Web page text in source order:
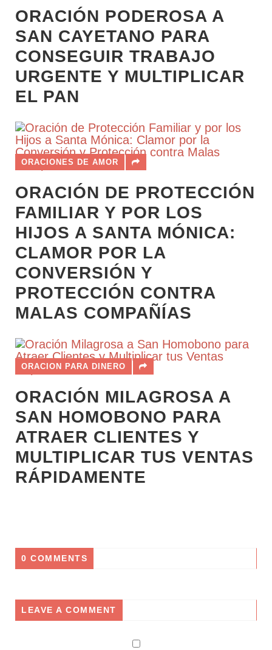
ORACIÓN PODEROSA A
SAN CAYETANO PARA
CONSEGUIR TRABAJO
URGENTE Y MULTIPLICAR
EL PAN
ORACIONES DE AMOR
ORACIÓN DE PROTECCIÓN
FAMILIAR Y POR LOS
HIJOS A SANTA MÓNICA:
CLAMOR POR LA
CONVERSIÓN Y
PROTECCIÓN CONTRA
MALAS COMPAÑÍAS
ORACION PARA DINERO
ORACIÓN MILAGROSA A
SAN HOMOBONO PARA
ATRAER CLIENTES Y
MULTIPLICAR TUS VENTAS
RÁPIDAMENTE
0 COMMENTS
LEAVE A COMMENT